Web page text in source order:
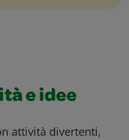
e idee
attività divertenti,